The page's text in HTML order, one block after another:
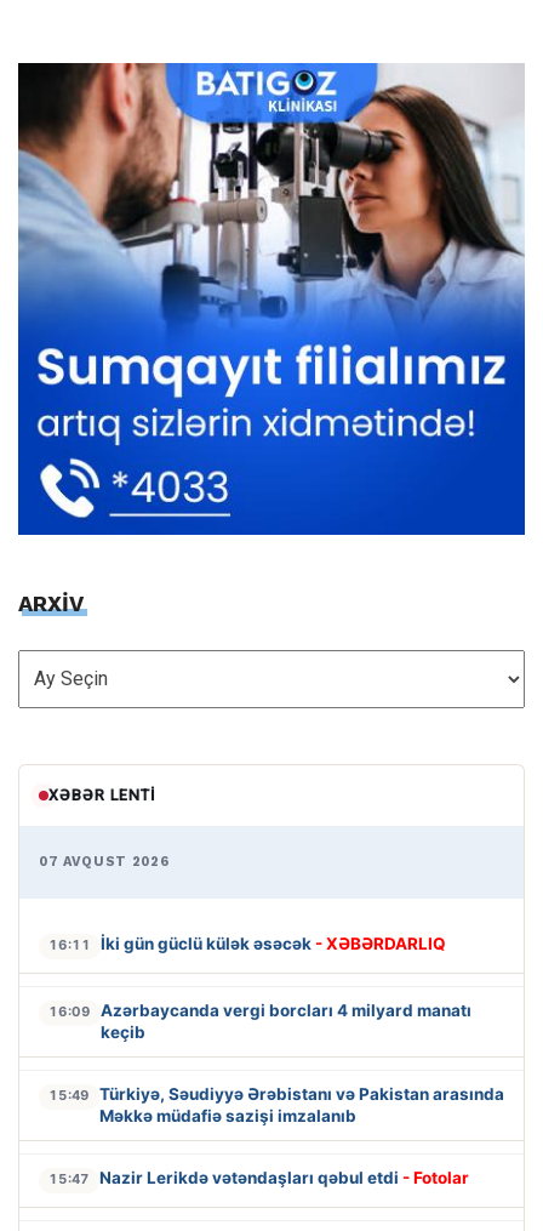
ARXİV
ARXİV
XƏBƏR LENTI
07 AVQUST 2026
16:11 İki gün güclü külək əsəcək - XƏBƏRDARLIQ
16:09
Azərbaycanda vergi borcları 4 milyard manatı
keçib
15:49
Türkiyə, Səudiyyə Ərəbistanı və Pakistan arasında
Məkkə müdafiə sazişi imzalanıb
15:47 Nazir Lerikdə vətəndaşları qəbul etdi - Fotolar